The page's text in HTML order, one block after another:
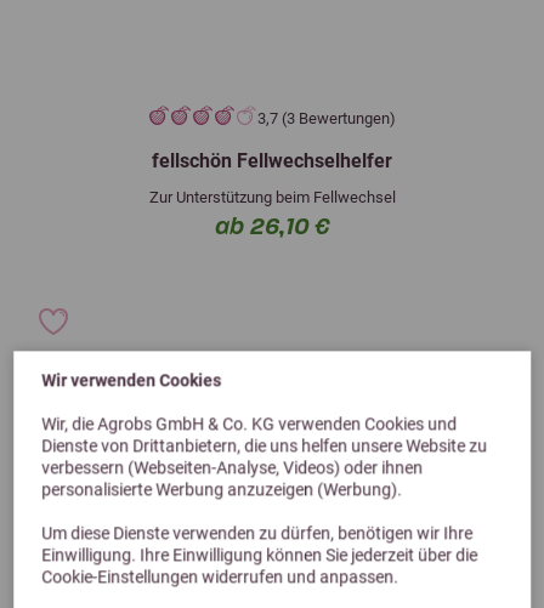
Wir verwenden Cookies
Wir, die Agrobs GmbH & Co. KG verwenden Cookies und
Dienste von Drittanbietern, die uns helfen unsere Website zu
verbessern (Webseiten-Analyse, Videos) oder ihnen
personalisierte Werbung anzuzeigen (Werbung).
Um diese Dienste verwenden zu dürfen, benötigen wir Ihre
Einwilligung. Ihre Einwilligung können Sie jederzeit über die
Cookie-Einstellungen widerrufen und anpassen.
3,7 (3 Bewertungen)
fellschön Fellwechselhelfer
Zur Unterstützung beim Fellwechsel
ab 26,10 €